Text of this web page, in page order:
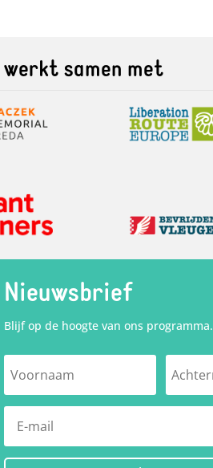
samen met
Nieuwsbrief
Blijf op de hoogte van ons programma.